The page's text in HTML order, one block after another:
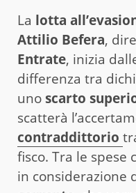
La lotta
Attilio Befera,
Entrate, inizia
differenza tra
uno scarto
scatterà
contraddittorio
fisco. Tra le spese
in considerazione